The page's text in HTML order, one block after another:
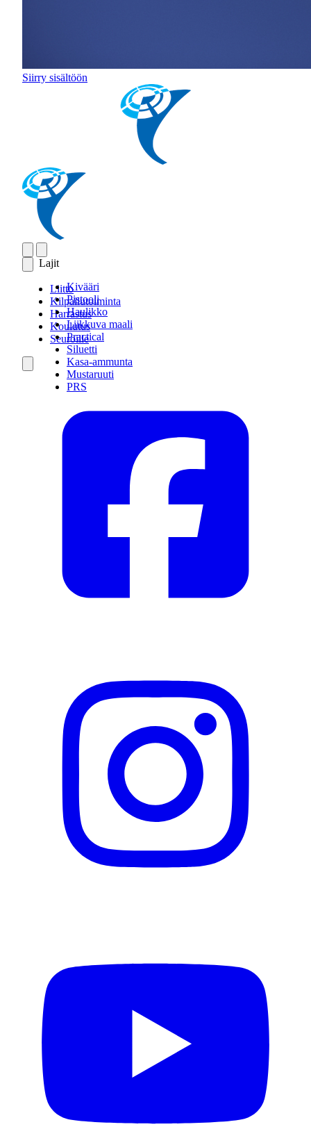
Siirry sisältöön
Lajit
Kivääri
Pistooli
Haulikko
Liikkuva maali
Practical
Siluetti
Kasa-ammunta
Mustaruuti
PRS
Liitto
Kilpailutoiminta
Harrastus
Koulutus
Seuroille